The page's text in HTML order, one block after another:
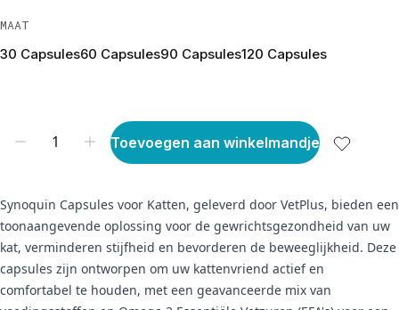
MAAT
30 Capsules60 Capsules90 Capsules120 Capsules
Toevoegen aan winkelmandje
Synoquin Capsules voor Katten, geleverd door VetPlus, bieden een
toonaangevende oplossing voor de gewrichtsgezondheid van uw
kat, verminderen stijfheid en bevorderen de beweeglijkheid. Deze
capsules zijn ontworpen om uw kattenvriend actief en
comfortabel te houden, met een geavanceerde mix van